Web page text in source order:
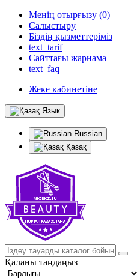
Менің отырғызу (0)
Салыстыру
Біздің қызметтеріміз
text_tarif
Сайттағы жарнама
text_faq
Жеке кабинетіне
Язык
Russian
Қазақ
Қаланы таңдаңыз